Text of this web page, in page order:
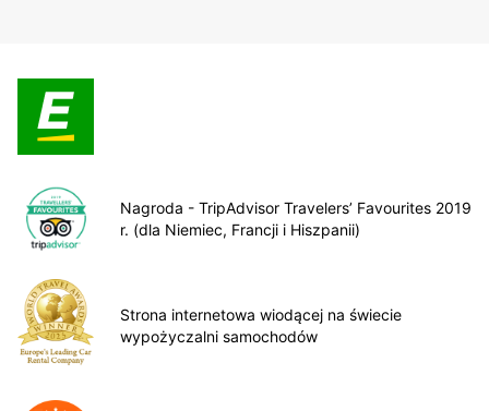
Nagroda - TripAdvisor Travelers’ Favourites 2019
r. (dla Niemiec, Francji i Hiszpanii)
Strona internetowa wiodącej na świecie
wypożyczalni samochodów